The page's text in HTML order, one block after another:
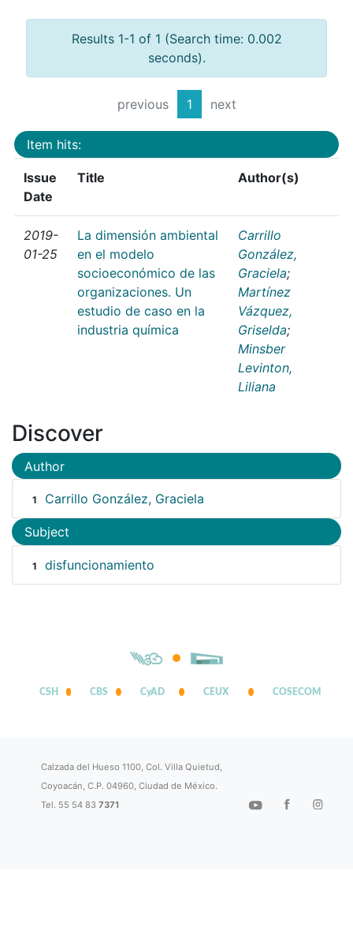
Results 1-1 of 1 (Search time: 0.002
seconds).
previous 1 next
Item hits:
Issue
Date
Title Author(s)
2019-
01-25
La dimensión ambiental
en el modelo
socioeconómico de las
organizaciones. Un
estudio de caso en la
industria química
Carrillo
González,
Graciela;
Martínez
Vázquez,
Griselda;
Minsber
Levinton,
Liliana
Discover
Author
1 Carrillo González, Graciela
Subject
1 disfuncionamiento
CSH CBS CyAD CEUX COSECOM
Calzada del Hueso 1100, Col. Villa Quietud,
Coyoacán, C.P. 04960, Ciudad de México.
Tel. 55 54 837371